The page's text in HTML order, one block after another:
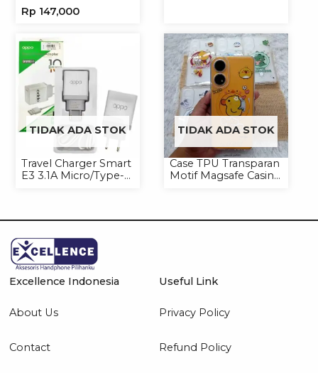
Kamera
Rp 147,000
TIDAK ADA STOK
Travel Charger Smart
E3 3.1A Micro/Type-C
TIDAK ADA STOK
Case TPU Transparan
Motif Magsafe Casing
Excellence Indonesia
About Us
Contact
Useful Link
Privacy Policy
Refund Policy